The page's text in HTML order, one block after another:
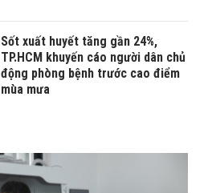
Sốt xuất huyết tăng gần 24%,
TP.HCM khuyến cáo người dân chủ
động phòng bệnh trước cao điểm
mùa mưa